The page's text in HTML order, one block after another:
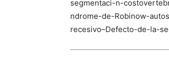
segmentaci-n-
ndrome-de-Robinow-
recesivo–Defecto-de-la-